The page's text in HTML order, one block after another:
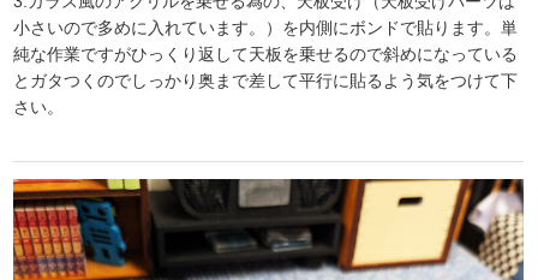
小さいので多めに入れています。）を内側にボンドで貼ります。単
純な作業ですがひっくり返して天板を乗せるので斜めになっている
とガタつくのでしっかり奥まで差して平行に貼るよう気をつけて下
さい。